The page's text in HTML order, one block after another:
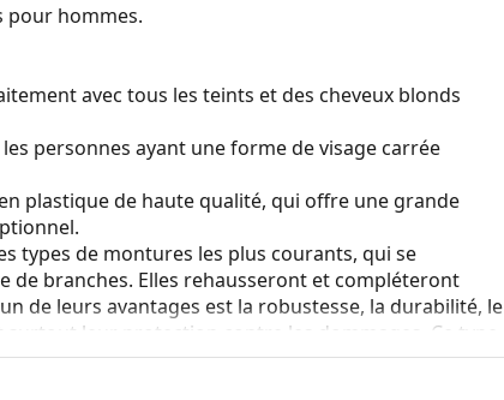
pour hommes.
avec tous les teints et des cheveux blonds
personnes ayant une forme de visage carrée
plastique de haute qualité, qui offre une grande
types de montures les plus courants, qui se
branches. Elles rehausseront et compléteront
de leurs avantages est la robustesse, la durabilité, le
leur protection contre les dommages. Ce type
les verres de plus grande puissance optique.
de bouger à plus de 90°, ce qui augmente le